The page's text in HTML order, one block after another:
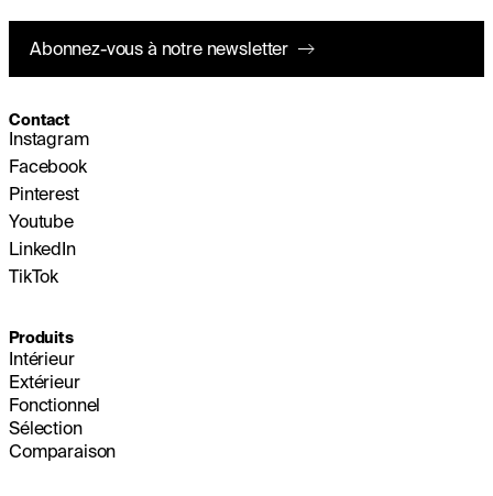
Abonnez-vous à notre newsletter
Contact
Instagram
Facebook
Pinterest
Youtube
LinkedIn
TikTok
Produits
Intérieur
Extérieur
Fonctionnel
Sélection
Comparaison